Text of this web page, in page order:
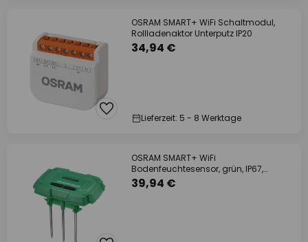
OSRAM SMART+ WiFi Schaltmodul,
Rollladenaktor Unterputz IP20
34,94 €
Lieferzeit: 5 - 8 Werktage
OSRAM SMART+ WiFi
Bodenfeuchtesensor, grün, IP67,
Batterie
39,94 €